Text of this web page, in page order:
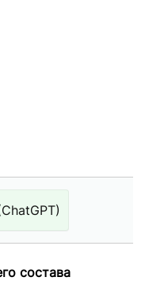
состава